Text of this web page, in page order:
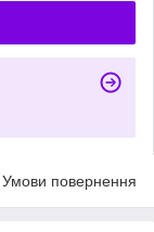
Умови повернення